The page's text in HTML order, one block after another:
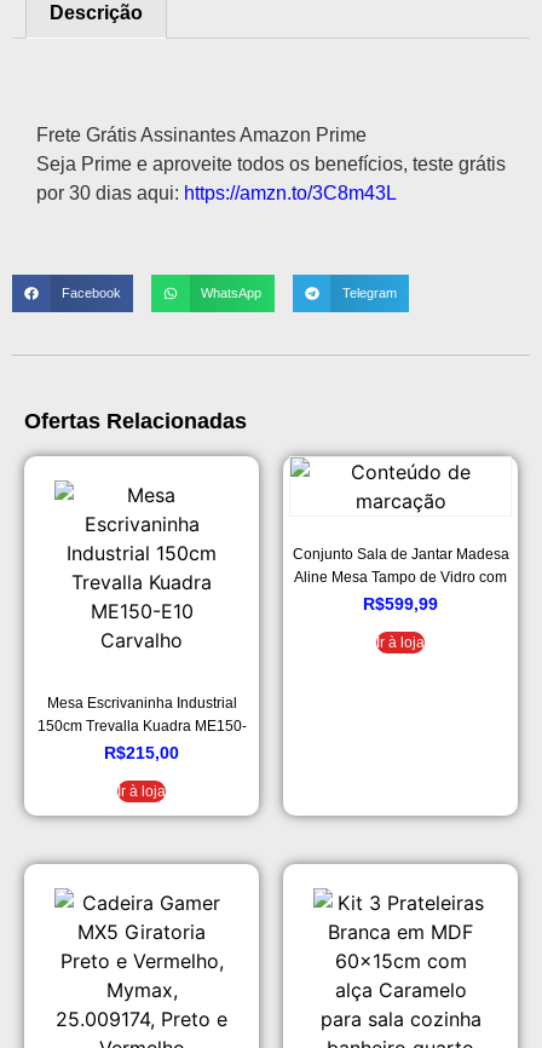
Descrição
Frete Grátis Assinantes Amazon Prime
Seja Prime e aproveite todos os benefícios, teste grátis
por 30 dias aqui: https://amzn.to/3C8m43L
Facebook WhatsApp Telegram
Ofertas Relacionadas
Mesa Escrivaninha Industrial
150cm Trevalla Kuadra ME150-
E10 Carvalho
R$215,00
Ir à loja
Conjunto Sala de Jantar Madesa
Aline Mesa Tampo de Vidro com
4 Cadeiras
R$599,99
Ir à loja